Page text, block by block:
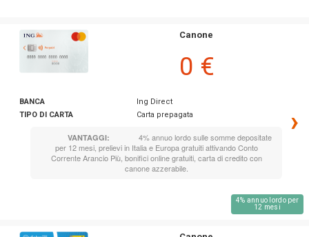
BANCA
Ing Direct
TIPO DI CARTA
Carta prepagata
VANTAGGI:
4% annuo lordo sulle somme depositate
per 12 mesi, prelievi in Italia e Europa gratuiti attivando Conto
Corrente Arancio Più, bonifici online gratuiti, carta di credito con
canone azzerabile.
Canone
0 €
›
4% annuo lordo per
12 mesi